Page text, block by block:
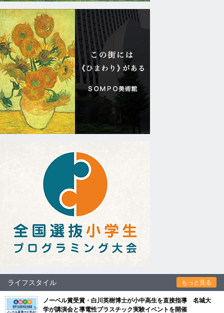
ライフスタイル もっと見る
ノーベル賞受賞・白川英樹博士が小中高生を直接指導 名城大
学が講演会と導電性プラスチック実験イベントを開催